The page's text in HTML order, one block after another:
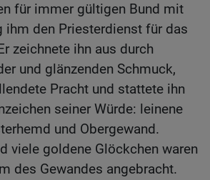
für immer gültigen Bund mit
ihm den Priesterdienst für das
zeichnete ihn aus durch
und glänzenden Schmuck,
Pracht und stattete ihn
seiner Würde: leinene
und Obergewand.
viele goldene Glöckchen waren
des Gewandes angebracht.